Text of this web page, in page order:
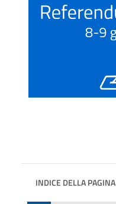
INDICE DELLA PAGINA